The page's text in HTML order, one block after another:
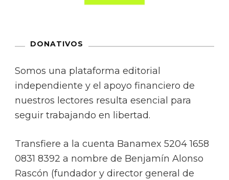
DONATIVOS
Somos una plataforma editorial
independiente y el apoyo financiero de
nuestros lectores resulta esencial para
seguir trabajando en libertad.
Transfiere a la cuenta Banamex 5204 1658
0831 8392 a nombre de Benjamín Alonso
Rascón (fundador y director general de